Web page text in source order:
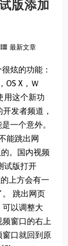
版添加
最新文章
炫的功能：
OS X，Ｗ
用这个新功
发者频道，
一个意外。
能跳出网
。国内视频
试版打开
上方会有一
跳出网页
以调整大
窗口的右上
口就回到原